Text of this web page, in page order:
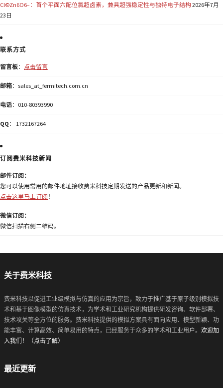
Cl©Zn6O6−：首个平面六配位氯超卤素，兼具超强稳定性与独特电子结构2026年7月
23日
联系方式
留言板： 点击留言
邮箱：sales_at_fermitech.com.cn
电话：010-80393990
QQ ： 1732167264
订阅费米科技新闻
邮件订阅：
您可以使用常用的邮件地址接收费米科技定期发送的产品更新和新闻。
点击这里马上订阅 ！
微信订阅：
微信扫描右侧二维码。
关于费米科技
费米科技以促进工业级模拟与仿真的应用为宗旨，致力于推广基于原子级别模拟技
术和基于图像模型的仿真技术，为学术和工业研究机构提供研发咨询、软件部署、
技术攻关等全方位的服务。费米科技提供的模拟方案具有面向应用、模型新颖、功
能丰富、计算高效、简单易用的特点，已经服务于众多的学术和工业用户。 欢迎加
入我们！（点击了解）
最近更新